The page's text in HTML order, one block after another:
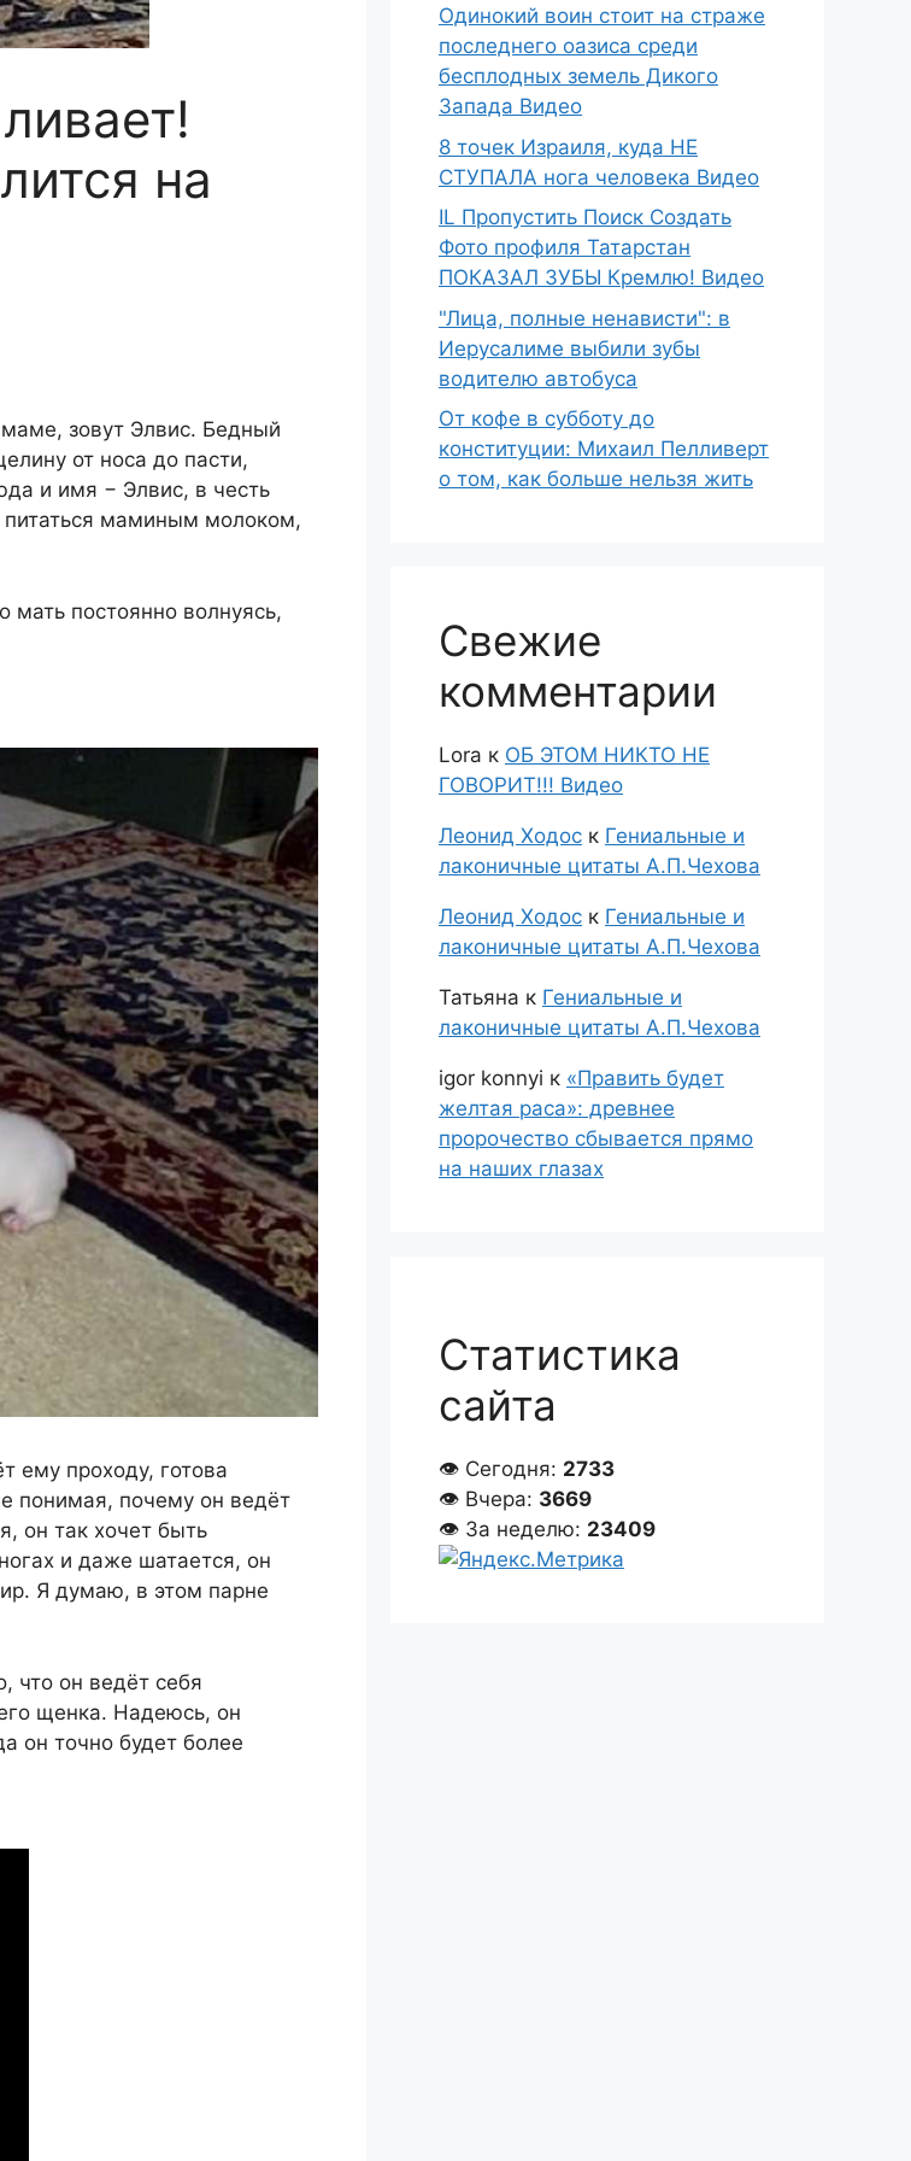
на
зовут Элвис. Бедный
от носа до пасти,
и имя − Элвис, в честь
маминым молоком,
постоянно волнуясь,
ему проходу, готова
понимая, почему он ведёт
он так хочет быть
и даже шатается, он
Я думаю, в этом парне
что он ведёт себя
щенка. Надеюсь, он
он точно будет более
Одинокий воин стоит на страже
последнего оазиса среди
бесплодных земель Дикого
Запада Видео
8 точек Израиля, куда НЕ
СТУПАЛА нога человека Видео
IL Пропустить Поиск Создать
Фото профиля Татарстан
ПОКАЗАЛ ЗУБЫ Кремлю! Видео
"Лица, полные ненависти": в
Иерусалиме выбили зубы
водителю автобуса
От кофе в субботу до
конституции: Михаил Пелливерт
о том, как больше нельзя жить
Свежие
комментарии
Lora к ОБ ЭТОМ НИКТО НЕ
ГОВОРИТ!!! Видео
Леонид Ходос к Гениальные и
лаконичные цитаты А.П.Чехова
Леонид Ходос к Гениальные и
лаконичные цитаты А.П.Чехова
Татьяна к Гениальные и
лаконичные цитаты А.П.Чехова
igor konnyi к «Править будет
желтая раса»: древнее
пророчество сбывается прямо
на наших глазах
Статистика
сайта
👁 Сегодня: 2733
👁 Вчера: 3669
👁 За неделю: 23409